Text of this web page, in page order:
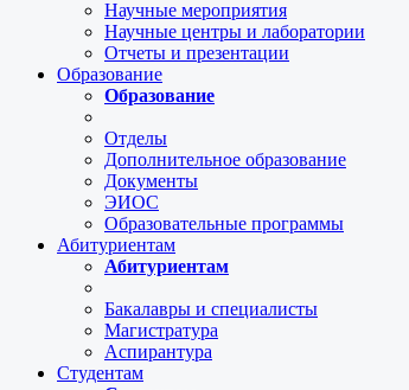
Научные мероприятия
Научные центры и лаборатории
Отчеты и презентации
Образование
Образование
Отделы
Дополнительное образование
Документы
ЭИОС
Образовательные программы
Абитуриентам
Абитуриентам
Бакалавры и специалисты
Магистратура
Аспирантура
Студентам